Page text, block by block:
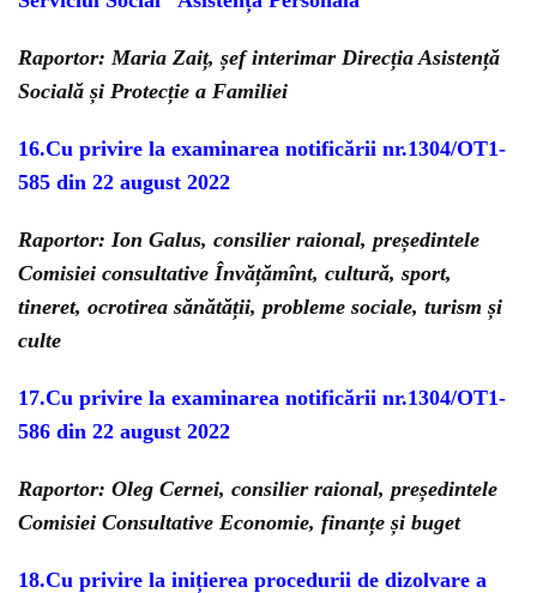
Raportor: Maria Zaiț, șef interimar Direcția Asistență
Socială și Protecție a Familiei
16.Cu privire la examinarea notificării nr.1304/OT1-
585 din 22 august 2022
Raportor: Ion Galus, consilier raional, președintele
Comisiei consultative Învățămînt, cultură, sport,
tineret, ocrotirea sănătății, probleme sociale, turism și
culte
17.Cu privire la examinarea notificării nr.1304/OT1-
586 din 22 august 2022
Raportor: Oleg Cernei, consilier raional, președintele
Comisiei Consultative Economie, finanțe și buget
18.Cu privire la inițierea procedurii de dizolvare a